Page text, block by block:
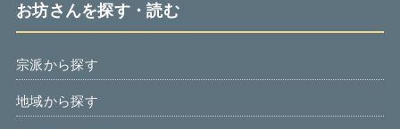
お坊さんを探す・読む
宗派から探す
地域から探す